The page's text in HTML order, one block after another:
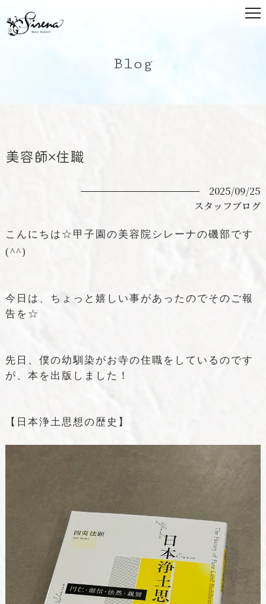
Blog
美容師×住職
2025/09/25
スタッフブログ
こんにちは☆甲子園の美容院シレーナの磯部です
(^^)
今日は、ちょっと嬉しい事があったのでそのご報
告を☆
先日、僕の幼馴染がお寺の住職をしているのです
が、本を出版しました！
【日本浄土思想の歴史】